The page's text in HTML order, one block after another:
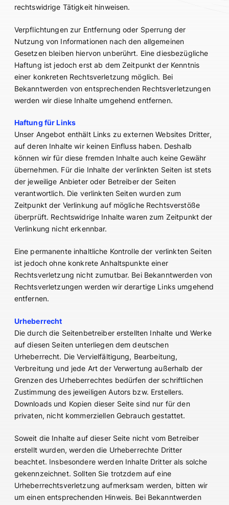
rechtswidrige Tätigkeit hinweisen.
Verpflichtungen zur Entfernung oder Sperrung der
Nutzung von Informationen nach den allgemeinen
Gesetzen bleiben hiervon unberührt. Eine diesbezügliche
Haftung ist jedoch erst ab dem Zeitpunkt der Kenntnis
einer konkreten Rechtsverletzung möglich. Bei
Bekanntwerden von entsprechenden Rechtsverletzungen
werden wir diese Inhalte umgehend entfernen.
Haftung für Links
Unser Angebot enthält Links zu externen Websites Dritter,
auf deren Inhalte wir keinen Einfluss haben. Deshalb
können wir für diese fremden Inhalte auch keine Gewähr
übernehmen. Für die Inhalte der verlinkten Seiten ist stets
der jeweilige Anbieter oder Betreiber der Seiten
verantwortlich. Die verlinkten Seiten wurden zum
Zeitpunkt der Verlinkung auf mögliche Rechtsverstöße
überprüft. Rechtswidrige Inhalte waren zum Zeitpunkt der
Verlinkung nicht erkennbar.
Eine permanente inhaltliche Kontrolle der verlinkten Seiten
ist jedoch ohne konkrete Anhaltspunkte einer
Rechtsverletzung nicht zumutbar. Bei Bekanntwerden von
Rechtsverletzungen werden wir derartige Links umgehend
entfernen.
Urheberrecht
Die durch die Seitenbetreiber erstellten Inhalte und Werke
auf diesen Seiten unterliegen dem deutschen
Urheberrecht. Die Vervielfältigung, Bearbeitung,
Verbreitung und jede Art der Verwertung außerhalb der
Grenzen des Urheberrechtes bedürfen der schriftlichen
Zustimmung des jeweiligen Autors bzw. Erstellers.
Downloads und Kopien dieser Seite sind nur für den
privaten, nicht kommerziellen Gebrauch gestattet.
Soweit die Inhalte auf dieser Seite nicht vom Betreiber
erstellt wurden, werden die Urheberrechte Dritter
beachtet. Insbesondere werden Inhalte Dritter als solche
gekennzeichnet. Sollten Sie trotzdem auf eine
Urheberrechtsverletzung aufmerksam werden, bitten wir
um einen entsprechenden Hinweis. Bei Bekanntwerden